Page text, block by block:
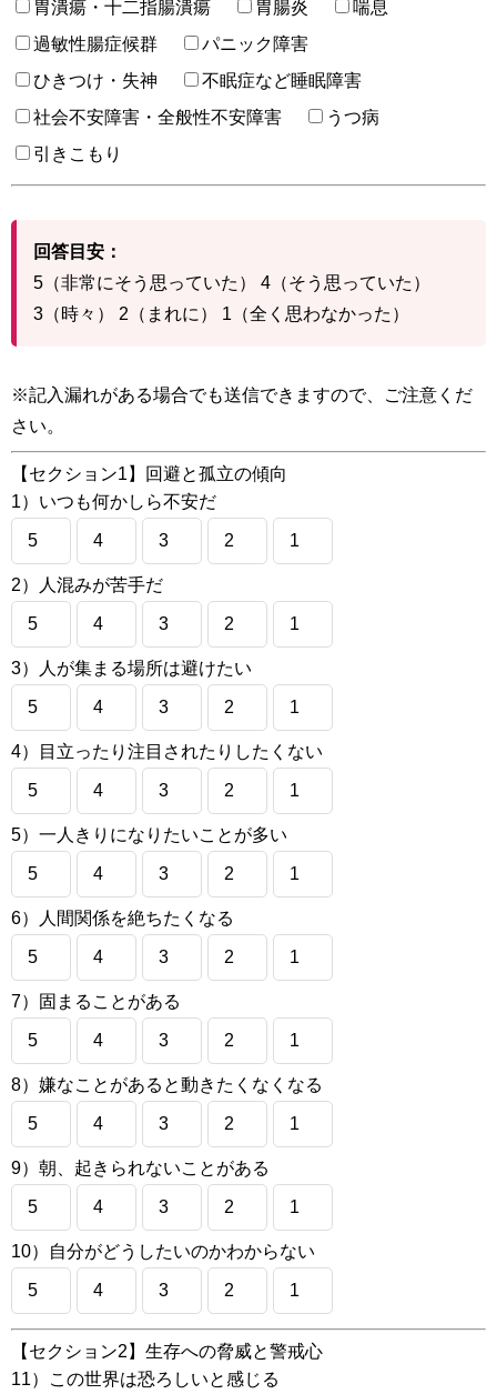
胃潰瘍・十二指腸潰瘍
胃腸炎
喘息
過敏性腸症候群
パニック障害
ひきつけ・失神
不眠症など睡眠障害
社会不安障害・全般性不安障害
うつ病
引きこもり
回答目安：
5（非常にそう思っていた） 4（そう思っていた）
3（時々） 2（まれに） 1（全く思わなかった）
※記入漏れがある場合でも送信できますので、ご注意くだ
さい。
【セクション1】回避と孤立の傾向
1）いつも何かしら不安だ
5 4 3 2 1
2）人混みが苦手だ
5 4 3 2 1
3）人が集まる場所は避けたい
5 4 3 2 1
4）目立ったり注目されたりしたくない
5 4 3 2 1
5）一人きりになりたいことが多い
5 4 3 2 1
6）人間関係を絶ちたくなる
5 4 3 2 1
7）固まることがある
5 4 3 2 1
8）嫌なことがあると動きたくなくなる
5 4 3 2 1
9）朝、起きられないことがある
5 4 3 2 1
10）自分がどうしたいのかわからない
5 4 3 2 1
【セクション2】生存への脅威と警戒心
11）この世界は恐ろしいと感じる